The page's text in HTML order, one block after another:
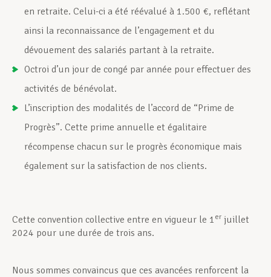
en retraite. Celui-ci a été réévalué à 1.500 €, reflétant
ainsi la reconnaissance de l’engagement et du
dévouement des salariés partant à la retraite.
Octroi d’un jour de congé par année pour effectuer des
activités de bénévolat.
L’inscription des modalités de l’accord de “Prime de
Progrès”. Cette prime annuelle et égalitaire
récompense chacun sur le progrès économique mais
également sur la satisfaction de nos clients.
Cette convention collective entre en vigueur le 1 er juillet
2024 pour une durée de trois ans.
Nous sommes convaincus que ces avancées renforcent la